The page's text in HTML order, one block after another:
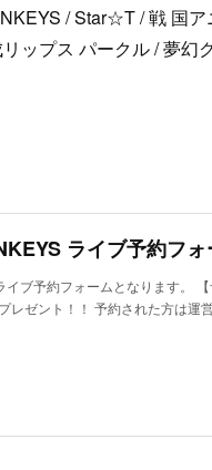
/ Star☆T / 戦 国
ップス パークル / 夢幻
ライブ予約フォ
ブ予約フォームとなります。
レゼント！！ 予約された方は